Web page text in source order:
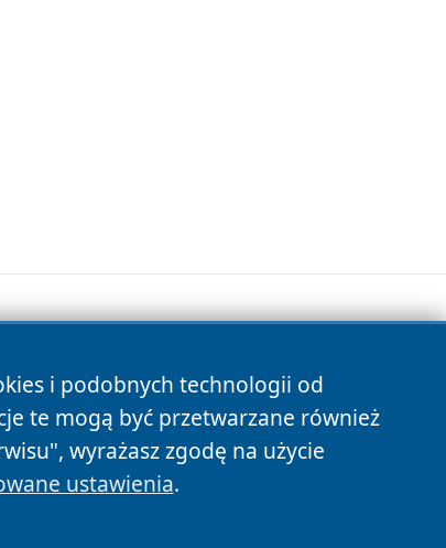
i podobnych technologii od
te mogą być przetwarzane również
wyrażasz zgodę na użycie
ustawienia.